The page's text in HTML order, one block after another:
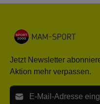
Jetzt Newsletter
Aktion mehr verpassen.
E-Mail-Adresse*